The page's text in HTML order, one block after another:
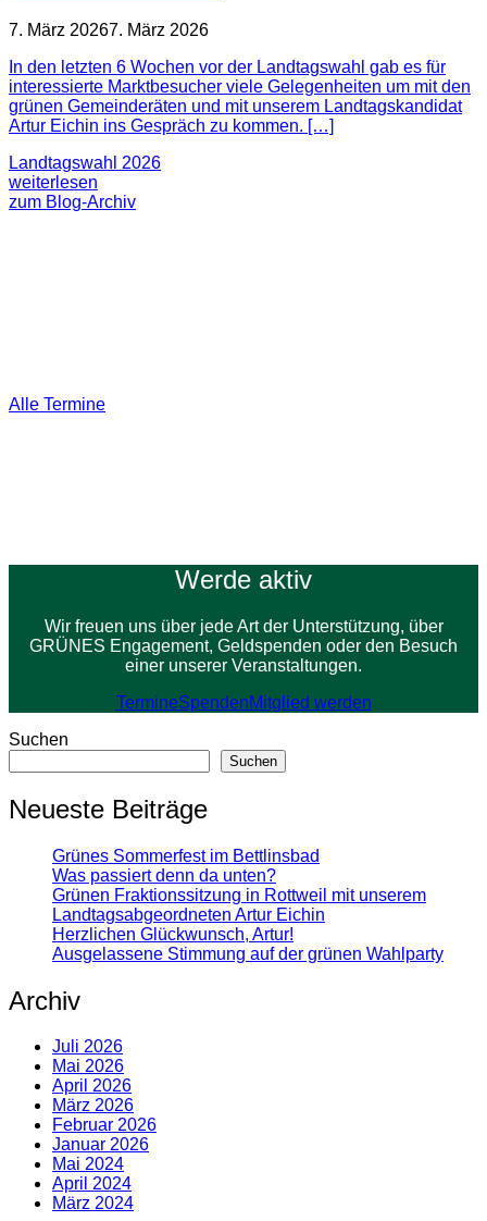
7. März 20267. März 2026
In den letzten 6 Wochen vor der Landtagswahl gab es für
interessierte Marktbesucher viele Gelegenheiten um mit den
grünen Gemeinderäten und mit unserem Landtagskandidat
Artur Eichin ins Gespräch zu kommen. […]
Landtagswahl 2026
weiterlesen
zum Blog-Archiv
Alle Termine
Werde aktiv
Wir freuen uns über jede Art der Unterstützung, über
GRÜNES Engagement, Geldspenden oder den Besuch
einer unserer Veranstaltungen.
TermineSpendenMitglied werden
Suchen
Suchen
Neueste Beiträge
Grünes Sommerfest im Bettlinsbad
Was passiert denn da unten?
Grünen Fraktionssitzung in Rottweil mit unserem
Landtagsabgeordneten Artur Eichin
Herzlichen Glückwunsch, Artur!
Ausgelassene Stimmung auf der grünen Wahlparty
Archiv
Juli 2026
Mai 2026
April 2026
März 2026
Februar 2026
Januar 2026
Mai 2024
April 2024
März 2024